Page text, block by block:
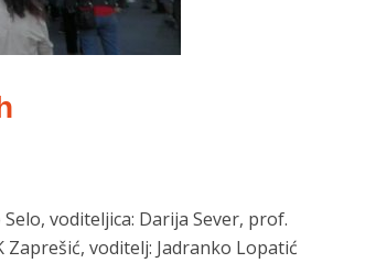
Selo, voditeljica: Darija Sever, prof.
Zaprešić, voditelj: Jadranko Lopatić